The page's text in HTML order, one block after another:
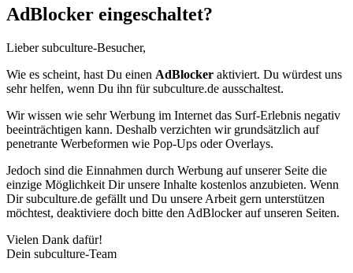
AdBlocker eingeschaltet?
Lieber subculture-Besucher,
Wie es scheint, hast Du einen AdBlocker aktiviert. Du würdest uns
sehr helfen, wenn Du ihn für subculture.de ausschaltest.
Wir wissen wie sehr Werbung im Internet das Surf-Erlebnis negativ
beeinträchtigen kann. Deshalb verzichten wir grundsätzlich auf
penetrante Werbeformen wie Pop-Ups oder Overlays.
Jedoch sind die Einnahmen durch Werbung auf unserer Seite die
einzige Möglichkeit Dir unsere Inhalte kostenlos anzubieten. Wenn
Dir subculture.de gefällt und Du unsere Arbeit gern unterstützen
möchtest, deaktiviere doch bitte den AdBlocker auf unseren Seiten.
Vielen Dank dafür!
Dein subculture-Team